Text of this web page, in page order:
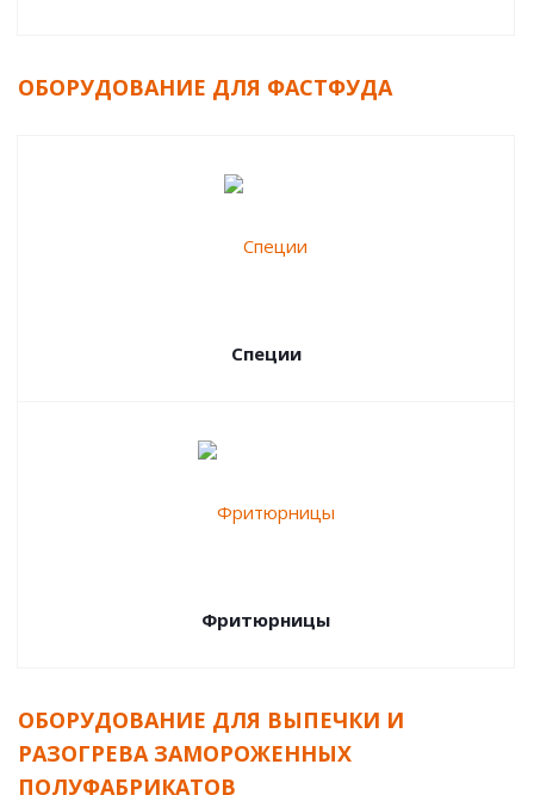
ОБОРУДОВАНИЕ ДЛЯ ФАСТФУДА
Специи
Фритюрницы
ОБОРУДОВАНИЕ ДЛЯ ВЫПЕЧКИ И
РАЗОГРЕВА ЗАМОРОЖЕННЫХ
ПОЛУФАБРИКАТОВ